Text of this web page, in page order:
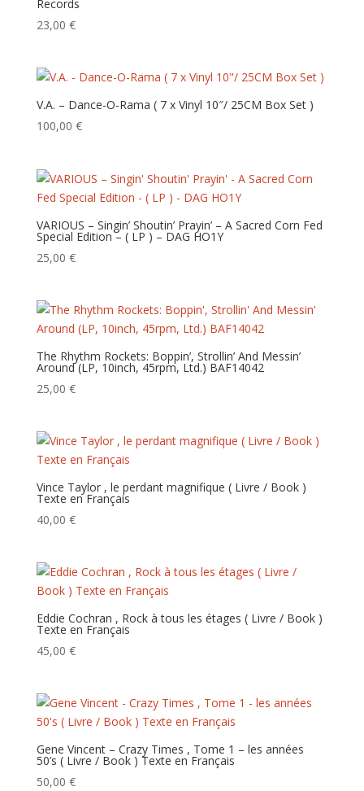
Records
23,00 €
V.A. – Dance-O-Rama ( 7 x Vinyl 10″/ 25CM Box Set )
100,00 €
VARIOUS – Singin’ Shoutin’ Prayin’ – A Sacred Corn Fed
Special Edition – ( LP ) – DAG HO1Y
25,00 €
The Rhythm Rockets: Boppin’, Strollin’ And Messin’
Around (LP, 10inch, 45rpm, Ltd.) BAF14042
25,00 €
Vince Taylor , le perdant magnifique ( Livre / Book )
Texte en Français
40,00 €
Eddie Cochran , Rock à tous les étages ( Livre / Book )
Texte en Français
45,00 €
Gene Vincent – Crazy Times , Tome 1 – les années
50’s ( Livre / Book ) Texte en Français
50,00 €